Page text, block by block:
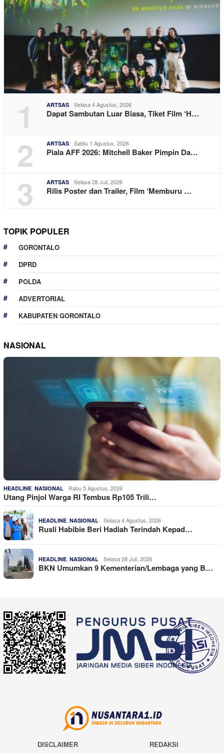
1 ARTSAS Selasa 4 Agustus, 2026
Dapat Sambutan Luar Biasa, Tiket Film ‘H…
2 ARTSAS Sabtu 1 Agustus, 2026
Piala AFF 2026: Mitchell Baker Pimpin Da…
3 ARTSAS Selasa 28 Juli, 2026
Rilis Poster dan Trailer, Film ‘Memburu …
TOPIK POPULER
GORONTALO
DPRD
POLDA
ADVERTORIAL
KABUPATEN GORONTALO
NASIONAL
HEADLINE NASIONAL Rabu 5 Agustus, 2026
Utang Pinjol Warga RI Tembus Rp105 Trili…
HEADLINE NASIONAL Selasa 4 Agustus, 2026
Rusli Habibie Beri Hadiah Terindah Kepad…
HEADLINE NASIONAL Selasa 28 Juli, 2026
BKN Umumkan 9 Kementerian/Lembaga yang B…
DISCLAIMER REDAKSI